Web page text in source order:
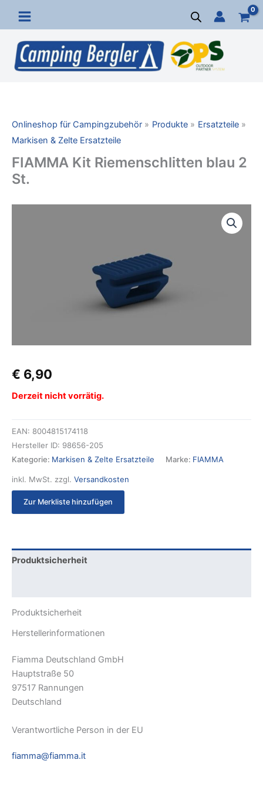
Inhalt
springen
Onlineshop für Campingzubehör Produkte
Ersatzteile
Markisen & Zelte Ersatzteile
FIAMMA Kit Riemenschlitten blau 2
St.
€ 6,90
Derzeit nicht vorrätig.
EAN: 8004815174118
Hersteller ID: 98656-205
Kategorie: Markisen & Zelte Ersatzteile Marke: FIAMMA
inkl. MwSt. zzgl. Versandkosten
Zur Merkliste hinzufügen
Produktsicherheit
Produktsicherheit
Herstellerinformationen
Fiamma Deutschland GmbH
Hauptstraße 50
97517 Rannungen
Deutschland
Verantwortliche Person in der EU
fiamma@fiamma.it